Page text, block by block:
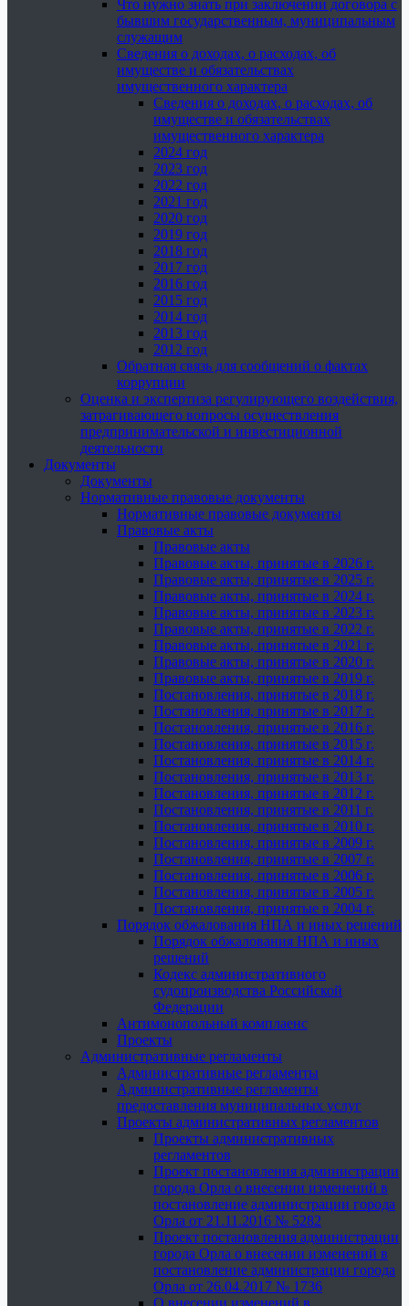
Что нужно знать при заключении договора с
бывшим государственным, муниципальным
служащим
Сведения о доходах, о расходах, об
имуществе и обязательствах
имущественного характера
Сведения о доходах, о расходах, об
имуществе и обязательствах
имущественного характера
2024 год
2023 год
2022 год
2021 год
2020 год
2019 год
2018 год
2017 год
2016 год
2015 год
2014 год
2013 год
2012 год
Обратная связь для сообщений о фактах
коррупции
Оценка и экспертиза регулирующего воздействия,
затрагивающего вопросы осуществления
предпринимательской и инвестиционной
деятельности
Документы
Документы
Нормативные правовые документы
Нормативные правовые документы
Правовые акты
Правовые акты
Правовые акты, принятые в 2026 г.
Правовые акты, принятые в 2025 г.
Правовые акты, принятые в 2024 г.
Правовые акты, принятые в 2023 г.
Правовые акты, принятые в 2022 г.
Правовые акты, принятые в 2021 г.
Правовые акты, принятые в 2020 г.
Правовые акты, принятые в 2019 г.
Постановления, принятые в 2018 г.
Постановления, принятые в 2017 г.
Постановления, принятые в 2016 г.
Постановления, принятые в 2015 г.
Постановления, принятые в 2014 г.
Постановления, принятые в 2013 г.
Постановления, принятые в 2012 г.
Постановления, принятые в 2011 г.
Постановления, принятые в 2010 г.
Постановления, принятые в 2009 г.
Постановления, принятые в 2007 г.
Постановления, принятые в 2006 г.
Постановления, принятые в 2005 г.
Постановления, принятые в 2004 г.
Порядок обжалования НПА и иных решений
Порядок обжалования НПА и иных
решений
Кодекс административного
судопроизводства Российской
Федерации
Антимонопольный комплаенс
Проекты
Административные регламенты
Административные регламенты
Административные регламенты
предоставления муниципальных услуг
Проекты административных регламентов
Проекты административных
регламентов
Проект постановления администрации
города Орла о внесении изменений в
постановление администрации города
Орла от 21.11.2016 № 5282
Проект постановления администрации
города Орла о внесении изменений в
постановление администрации города
Орла от 26.04.2017 № 1736
О внесении изменений в